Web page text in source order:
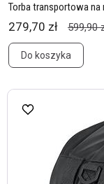
Torba transportowa
279,70 zł 599,90
Do koszyka